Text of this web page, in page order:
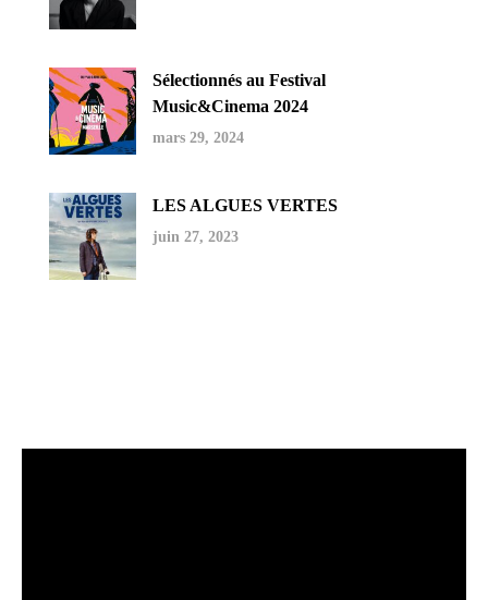
Sélectionnés au Festival
Music&Cinema 2024
mars 29, 2024
LES ALGUES VERTES
juin 27, 2023